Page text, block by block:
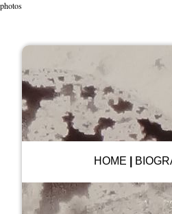
photos
HOME